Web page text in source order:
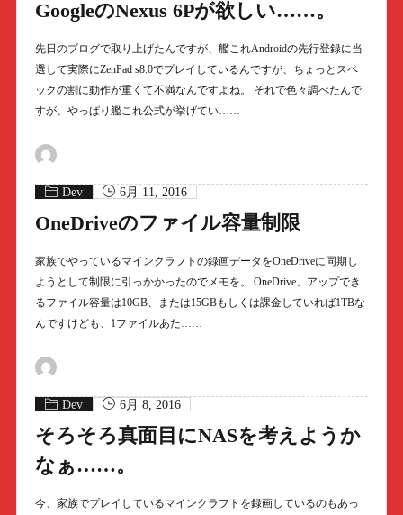
GoogleのNexus 6Pが欲しい……。
先日のブログで取り上げたんですが、艦これAndroidの先行登録に当
選して実際にZenPad s8.0でプレイしているんですが、ちょっとスペ
ックの割に動作が重くて不満なんですよね。 それで色々調べたんで
すが、やっぱり艦これ公式が挙げてい……
Dev 6月 11, 2016
OneDriveのファイル容量制限
家族でやっているマインクラフトの録画データをOneDriveに同期し
ようとして制限に引っかかったのでメモを。 OneDrive、アップでき
るファイル容量は10GB、または15GBもしくは課金していれば1TBな
んですけども、1ファイルあた……
Dev 6月 8, 2016
そろそろ真面目にNASを考えようか
なぁ……。
今、家族でプレイしているマインクラフトを録画しているのもあっ